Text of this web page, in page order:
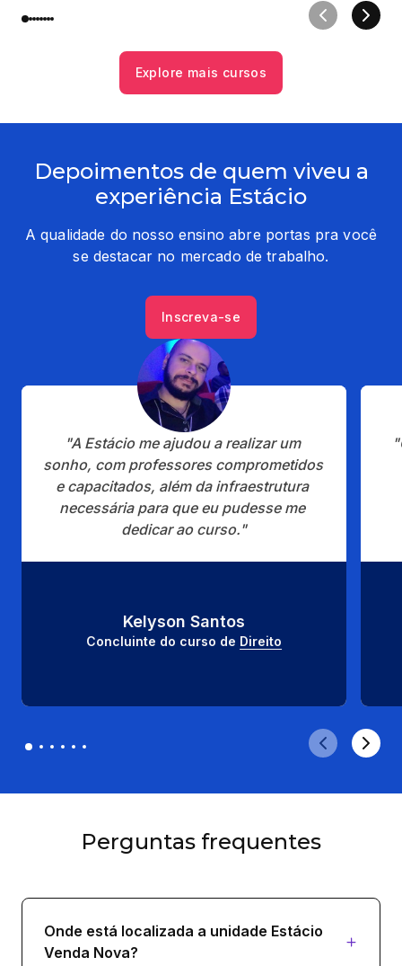
Explore mais cursos
Depoimentos de quem viveu a
experiência Estácio
A qualidade do nosso ensino abre portas pra você
se destacar no mercado de trabalho.
Inscreva-se
"A Estácio me ajudou a realizar um
sonho, com professores comprometidos
e capacitados, além da infraestrutura
necessária para que eu pudesse me
dedicar ao curso."
Kelyson Santos
Concluinte do curso de Direito
Perguntas frequentes
Onde está localizada a unidade Estácio
Venda Nova?